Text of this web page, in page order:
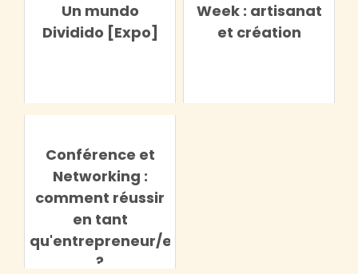
Un mundo
Dividido [Expo]
Week : artisanat
et création
Conférence et
Networking :
comment réussir
en tant
qu'entrepreneur/euse
?